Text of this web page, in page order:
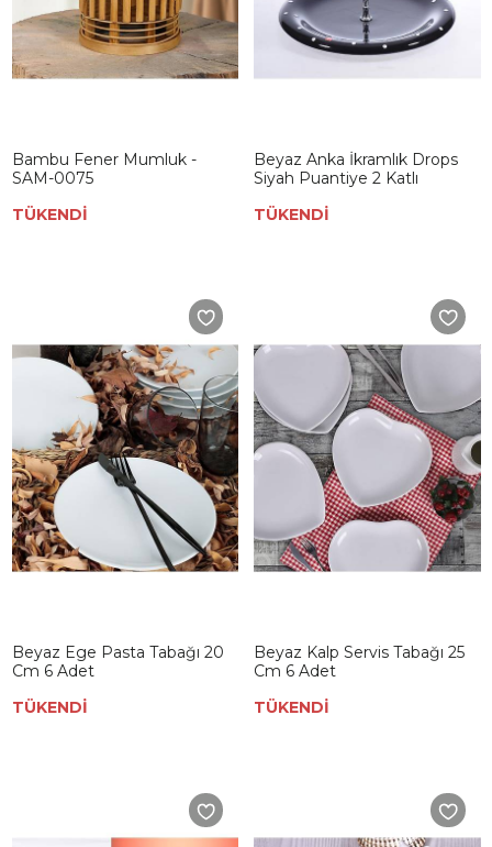
Bambu Fener Mumluk -
SAM-0075
TÜKENDİ
Beyaz Anka İkramlık Drops
Siyah Puantiye 2 Katlı
TÜKENDİ
Beyaz Ege Pasta Tabağı 20
Cm 6 Adet
TÜKENDİ
Beyaz Kalp Servis Tabağı 25
Cm 6 Adet
TÜKENDİ